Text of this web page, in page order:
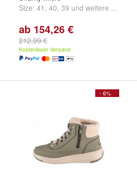
Size: 41 , 40, 39 und weitere ...
ab 154,26 €
212,99 €
Kostenloser Versand
- 6%